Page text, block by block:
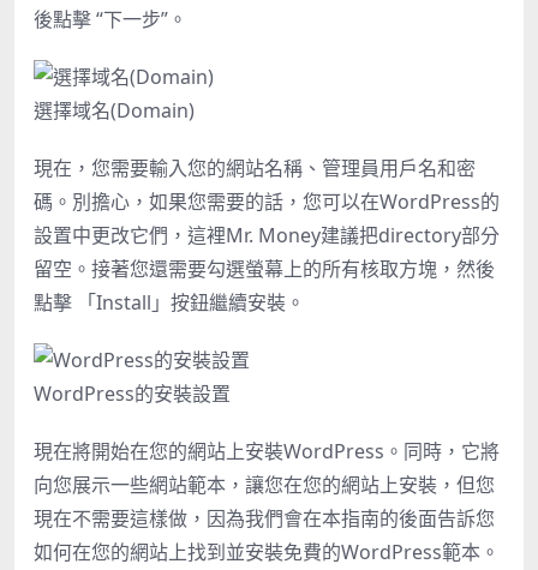
後點擊 “下一步”。
選擇域名(Domain)
現在，您需要輸入您的網站名稱、管理員用戶名和密
碼。別擔心，如果您需要的話，您可以在WordPress的
設置中更改它們，這裡Mr. Money建議把directory部分
留空。接著您還需要勾選螢幕上的所有核取方塊，然後
點擊 「Install」按鈕繼續安裝。
WordPress的安裝設置
現在將開始在您的網站上安裝WordPress。同時，它將
向您展示一些網站範本，讓您在您的網站上安裝，但您
現在不需要這樣做，因為我們會在本指南的後面告訴您
如何在您的網站上找到並安裝免費的WordPress範本。